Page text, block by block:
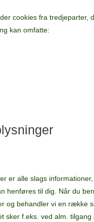
cookies fra tredjeparter,
kan omfatte:
er alle slags
henføres til dig. Når du
og behandler vi en række
sker f.eks. ved alm. tilgang